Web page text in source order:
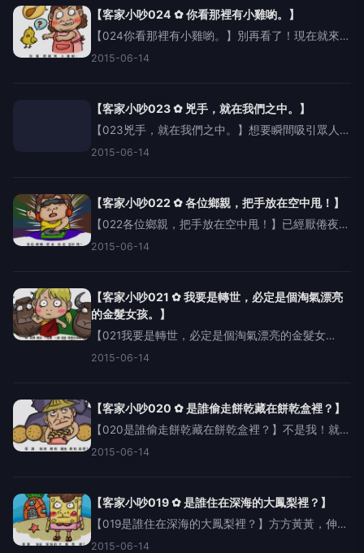
人發音h
【客家小吵024 ✿ 你看那裡有小雞喲。】
【024你看那裡有小雞喲。】別再看了！現在就來報
名南庄山水半程馬拉松，跑完更有美味的客家麻糬
https://www.facebook.com/ZungGongHaiMar
2015-06-14
【客家小吵023 ✿ 兇手，就在我們之中。】
【023兇手，就在我們之中。】想要瞬間吸引眾人目
光，學會這句客家話就對了，走進任何會議、派
證全場瞬間結凍。聲優妹推理演出http://mu6.me
2015-06-14
【客家小吵022 ✿ 各位鄉親，把手放在空中甩！】
【022各位鄉親，把手放在空中甩！】已經厭倦夜店
千篇一律的假High吶喊？在人群中大喊這句客家
點。代班DJ豬排飯激情四射演出http://mu6.me
2015-06-14
【客家小吵021 ✿ 我要是轉世，必定是個淘氣漂亮
的金髮女孩。】
【021我要是轉世，必定是個淘氣漂亮的金髮女
孩。】http://www.thenewslens.com/post/164910/
女孩，而且是淘氣又漂亮的，
2015-06-14
【客家小吵020 ✿ 是誰偷走餅乾藏在餅乾盒裡？】
【020是誰偷走餅乾藏在餅乾盒裡？】不是我！就是
你！不可能！那是誰？聲優妹也愛玩團康
囥著餅仔盒羅馬拼音：he55a31ngin
2015-06-14
【客家小吵019 ✿ 是誰住在深海的大鳳梨裡？】
【019是誰住在深海的大鳳梨裡？】方方黃黃，伸縮
自如。孩子們，準備好學客語了嗎？聲優妹抗拒唱
2015-06-14